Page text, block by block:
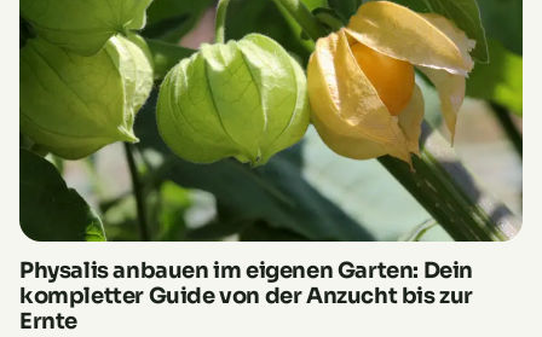
Physalis anbauen im eigenen Garten: Dein
kompletter Guide von der Anzucht bis zur
Ernte